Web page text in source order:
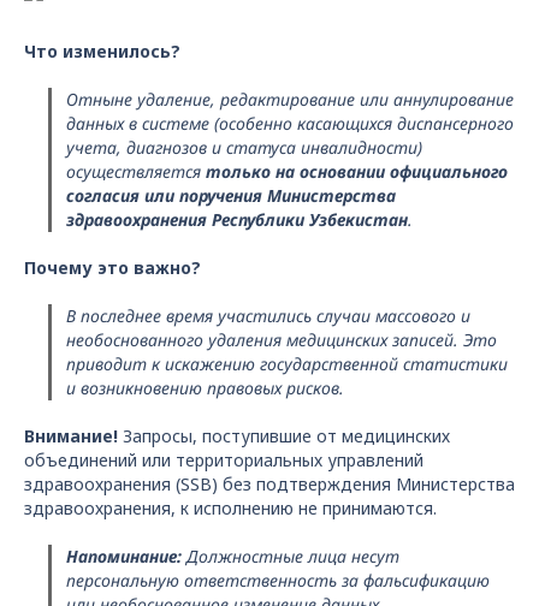
Что изменилось?
Отныне удаление, редактирование или аннулирование
данных в системе (особенно касающихся диспансерного
учета, диагнозов и статуса инвалидности)
осуществляется только на основании официального
согласия или поручения Министерства
здравоохранения Республики Узбекистан.
Почему это важно?
В последнее время участились случаи массового и
необоснованного удаления медицинских записей. Это
приводит к искажению государственной статистики
и возникновению правовых рисков.
Внимание! Запросы, поступившие от медицинских
объединений или территориальных управлений
здравоохранения (SSB) без подтверждения Министерства
здравоохранения, к исполнению не принимаются.
Напоминание:Должностные лица несут
персональную ответственность за фальсификацию